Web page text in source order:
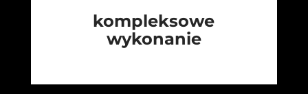
kompleksowe
wykonanie